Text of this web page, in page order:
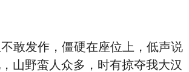
发作，僵硬在座位上，低声说
山野蛮人众多，时有掠夺我大汉